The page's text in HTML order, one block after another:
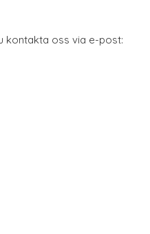
kontakta oss via e-post: